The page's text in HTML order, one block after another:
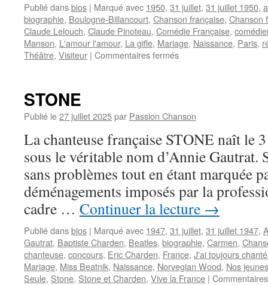
Publié dansbios | Marqué avec 1950, 31 juillet, 31 juillet 1950,
biographie, Boulogne-Billancourt, Chanson française, Chanson
Claude Lelouch, Claude Pinoteau, Comédie Française,
Manson, L'amour l'amour, La gifle, Mariage, Naissance, Paris,
Théâtre, Visiteur | Commentaires ferméssur
STONE
Publié le27 juillet 2025par Passion Chanson
La chanteuse française STONE naît le
sous le véritable nom d’Annie Gautrat.
sans problèmes tout en étant marquée
déménagements imposés par la
cadre … Continuer la lecture →
Publié dansbios | Marqué avec 1947, 31 juillet, 31 juillet 1947,
Gautrat, Baptiste Charden, Beatles, biographie, Carmen,
chanteuse, concours, Eric Charden, France, J'ai toujours
Mariage, Miss Beatnik, Naissance, Norvegian Wood, Nos
Seule, Stone, Stone et Charden, Vive la France |